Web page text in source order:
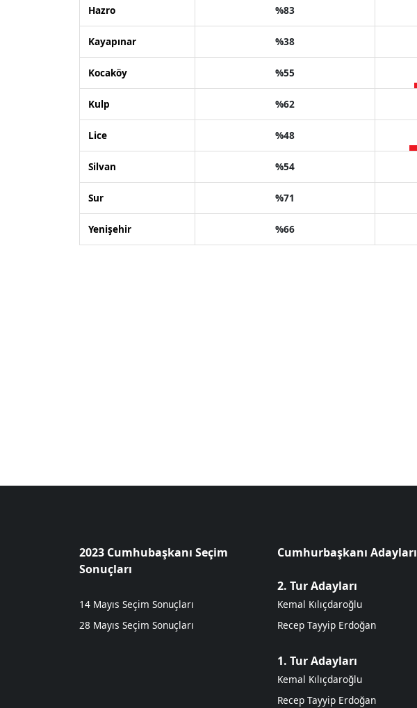
Hazro %83
Kayapınar %38
Kocaköy %55
Kulp %62
Lice %48
Silvan %54
Sur %71
Yenişehir %66
2023 Cumhubaşkanı Seçim
Sonuçları
14 Mayıs Seçim Sonuçları
28 Mayıs Seçim Sonuçları
Cumhurbaşkanı Adayları
2. Tur Adayları
Kemal Kılıçdaroğlu
Recep Tayyip Erdoğan
1. Tur Adayları
Kemal Kılıçdaroğlu
Recep Tayyip Erdoğan